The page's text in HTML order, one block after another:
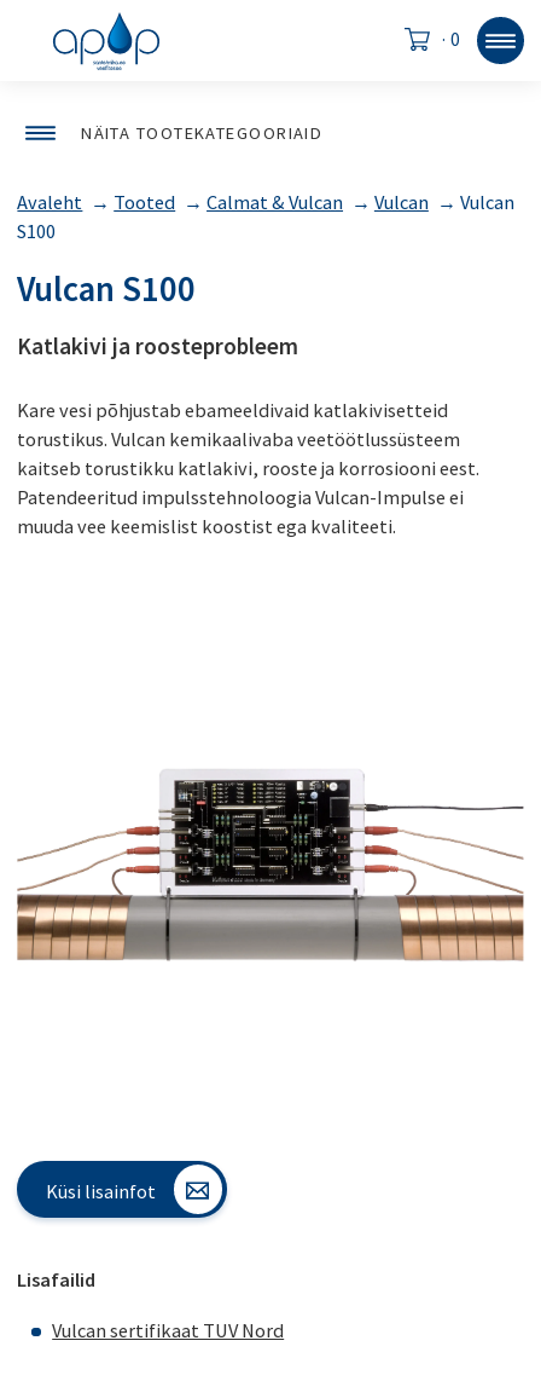
· 0
NÄITA TOOTEKATEGOORIAID
Avaleht → Tooted →Calmat & Vulcan → Vulcan → Vulcan
S100
Vulcan S100
Katlakivi ja roosteprobleem
Kare vesi põhjustab ebameeldivaid katlakivisetteid
torustikus. Vulcan kemikaalivaba veetöötlussüsteem
kaitseb torustikku katlakivi, rooste ja korrosiooni eest.
Patendeeritud impulsstehnoloogia Vulcan-Impulse ei
muuda vee keemislist koostist ega kvaliteeti.
Küsi lisainfot
Lisafailid
Vulcan sertifikaat TUV Nord